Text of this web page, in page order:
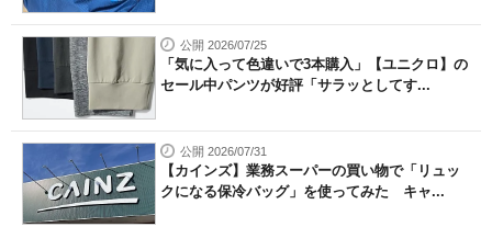
公開 2026/07/25
「気に入って色違いで3本購入」【ユニクロ】の
セール中パンツが好評「サラッとしてす...
公開 2026/07/31
【カインズ】業務スーパーの買い物で「リュッ
クになる保冷バッグ」を使ってみた キャ...